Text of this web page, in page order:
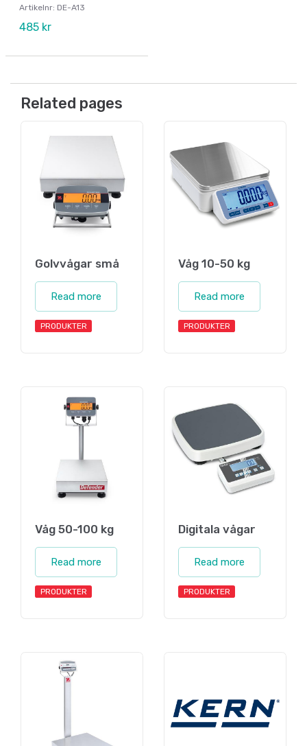
Artikelnr: DE-A13
485 kr
Related pages
Golvvågar små
Read more
PRODUKTER
Våg 10-50 kg
Read more
PRODUKTER
Våg 50-100 kg
Read more
PRODUKTER
Digitala vågar
Read more
PRODUKTER